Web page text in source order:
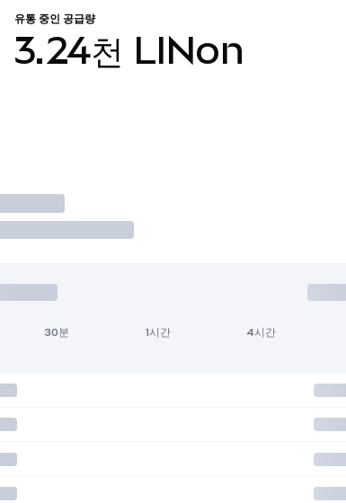
유통 중인 공급량
3.24천 LINon
30분 1시간 4시간